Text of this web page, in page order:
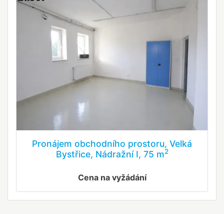
Pronájem obchodního prostoru, Velká
Bystřice, Nádražní I, 75 m2
Cena na vyžádání